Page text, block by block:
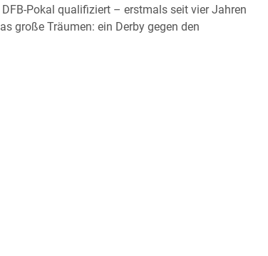
Pokal qualifiziert – erstmals seit vier Jahren
große Träumen: ein Derby gegen den